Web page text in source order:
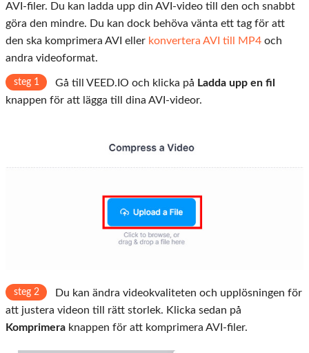
AVI-filer. Du kan ladda upp din AVI-video till den och snabbt
göra den mindre. Du kan dock behöva vänta ett tag för att
den ska komprimera AVI eller konvertera AVI till MP4 och
andra videoformat.
steg 1 Gå till VEED.IO och klicka på Ladda upp en fil
knappen för att lägga till dina AVI-videor.
steg 2
Du kan ändra videokvaliteten och upplösningen för
att justera videon till rätt storlek. Klicka sedan på
Komprimera knappen för att komprimera AVI-filer.